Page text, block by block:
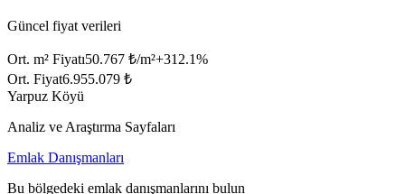
Güncel fiyat verileri
Ort. m² Fiyatı50.767 ₺/m²+312.1%
Ort. Fiyat6.955.079 ₺
Yarpuz Köyü
Analiz ve Araştırma Sayfaları
Emlak Danışmanları
Bu bölgedeki emlak danışmanlarını bulun